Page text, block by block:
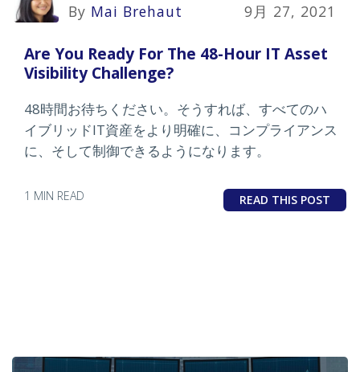
By Mai Brehaut 9月 27, 2021
Are You Ready For The 48-Hour IT Asset
Visibility Challenge?
48時間お待ちください。そうすれば、すべてのハ
イブリッドIT資産をより明確に、コンプライアンス
に、そして制御できるようになります。
1 MIN READ READ THIS POST